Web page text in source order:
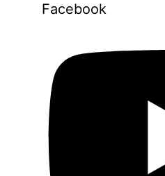
Facebook